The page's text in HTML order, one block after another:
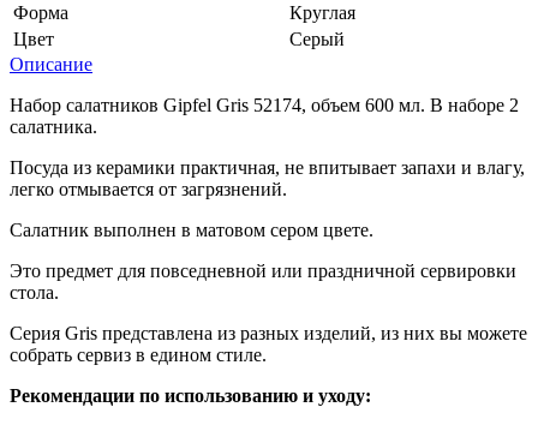
Форма
Круглая
Цвет
Серый
Описание
Набор салатников Gipfel Gris 52174, объем 600 мл. В наборе 2
салатника.
Посуда из керамики практичная, не впитывает запахи и влагу,
легко отмывается от загрязнений.
Салатник выполнен в матовом сером цвете.
Это предмет для повседневной или праздничной сервировки
стола.
Серия Gris представлена из разных изделий, из них вы можете
собрать сервиз в едином стиле.
Рекомендации по использованию и уходу: